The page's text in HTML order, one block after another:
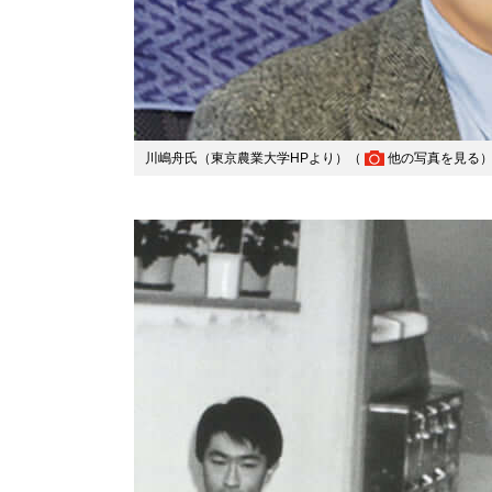
川嶋舟氏（東京農業大学HPより）（ 他の写真を見る ）